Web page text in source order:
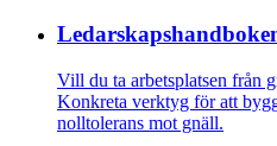
Vill du ta arbetsplatsen från
Konkreta verktyg för att
nolltolerans mot gnäll.